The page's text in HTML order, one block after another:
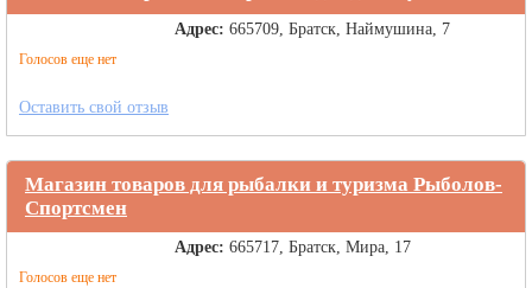
Голосов еще нет
Адрес: 665709, Братск, Наймушина, 7
Оставить свой отзыв
Магазин товаров для рыбалки и туризма Рыболов-
Спортсмен
Голосов еще нет
Адрес: 665717, Братск, Мира, 17